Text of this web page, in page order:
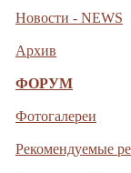
Новости - NEWS
Архив
ФОРУМ
Фотогалереи
Рекомендуемые